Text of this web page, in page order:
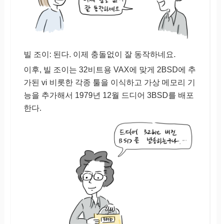
빌 조이: 된다. 이제 충돌없이 잘 동작하네요.
이후, 빌 조이는 32비트용 VAX에 맞게 2BSD에 추
가된 vi 비롯한 각종 툴을 이식하고 가상 메모리 기
능을 추가해서 1979년 12월 드디어 3BSD를 배포
한다.